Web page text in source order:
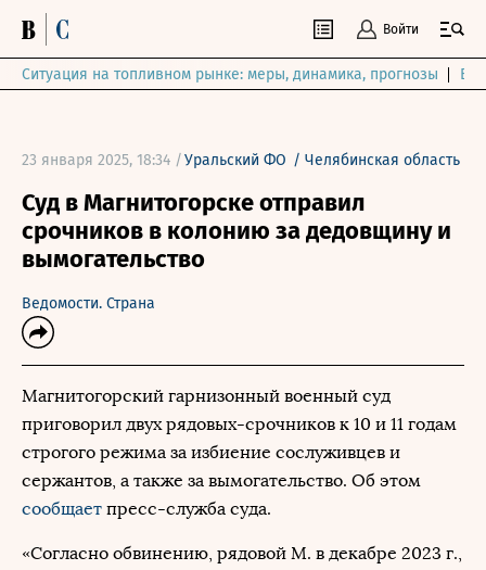
Войти
Ситуация на топливном рынке: меры, динамика, прогнозы
23 января 2025, 18:34 /Уральский ФО / Челябинская область
Суд в Магнитогорске отправил
срочников в колонию за дедовщину и
вымогательство
Ведомости. Страна
Магнитогорский гарнизонный военный суд
приговорил двух рядовых-срочников к 10 и 11 годам
строгого режима за избиение сослуживцев и
сержантов, а также за вымогательство. Об этом
сообщает пресс-служба суда.
«Согласно обвинению, рядовой М. в декабре 2023 г.,